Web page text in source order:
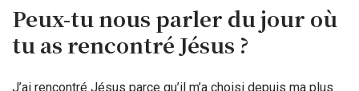
Peux-tu nous parler du jour où
tu as rencontré Jésus ?
J’ai rencontré Jésus parce qu’il m’a choisi depuis ma plus